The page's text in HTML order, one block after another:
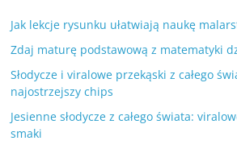
Jak lekcje rysunku ułatwiają naukę
Zdaj maturę podstawową z matematyki
Słodycze i viralowe przekąski z całego
najostrzejszy chips
Jesienne słodycze z całego świata:
smaki